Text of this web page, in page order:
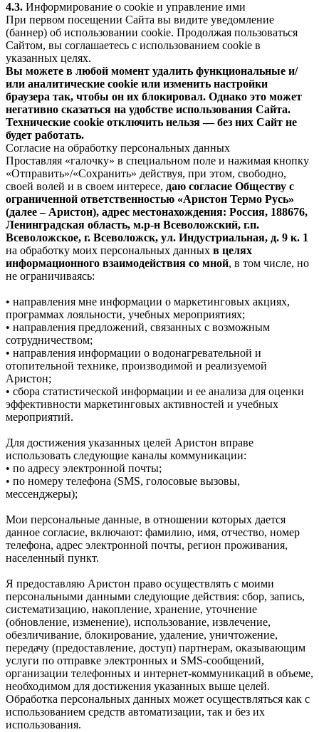
4.3. Информирование о cookie и управление ими
При первом посещении Сайта вы видите уведомление
(баннер) об использовании cookie. Продолжая пользоваться
Сайтом, вы соглашаетесь с использованием cookie в
указанных целях.
Вы можете в любой момент удалить функциональные и/
или аналитические cookie или изменить настройки
браузера так, чтобы он их блокировал. Однако это может
негативно сказаться на удобстве использования Сайта.
Технические cookie отключить нельзя — без них Сайт не
будет работать.
Согласие на обработку персональных данных
Проставляя «галочку» в специальном поле и нажимая кнопку
«Отправить»/«Сохранить» действуя, при этом, свободно,
своей волей и в своем интересе, даю согласие Обществу с
ограниченной ответственностью «Аристон Термо Русь»
(далее – Аристон), адрес местонахождения: Россия, 188676,
Ленинградская область, м.р-н Всеволожский, г.п.
Всеволожское, г. Всеволожск, ул. Индустриальная, д. 9 к. 1
на обработку моих персональных данных в целях
информационного взаимодействия со мной, в том числе, но
не ограничиваясь:
• направления мне информации о маркетинговых акциях,
программах лояльности, учебных мероприятиях;
• направления предложений, связанных с возможным
сотрудничеством;
• направления информации о водонагревательной и
отопительной технике, производимой и реализуемой
Аристон;
• сбора статистической информации и ее анализа для оценки
эффективности маркетинговых активностей и учебных
мероприятий.
Для достижения указанных целей Аристон вправе
использовать следующие каналы коммуникации:
• по адресу электронной почты;
• по номеру телефона (SMS, голосовые вызовы,
мессенджеры);
Мои персональные данные, в отношении которых дается
данное согласие, включают: фамилию, имя, отчество, номер
телефона, адрес электронной почты, регион проживания,
населенный пункт.
Я предоставляю Аристон право осуществлять с моими
персональными данными следующие действия: сбор, запись,
систематизацию, накопление, хранение, уточнение
(обновление, изменение), использование, извлечение,
обезличивание, блокирование, удаление, уничтожение,
передачу (предоставление, доступ) партнерам, оказывающим
услуги по отправке электронных и SMS‑сообщений,
организации телефонных и интернет‑коммуникаций в объеме,
необходимом для достижения указанных выше целей.
Обработка персональных данных может осуществляться как с
использованием средств автоматизации, так и без их
использования.